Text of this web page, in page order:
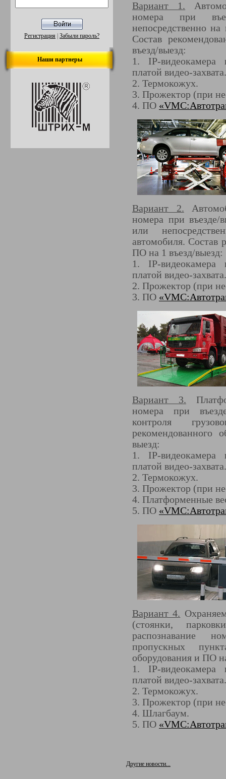
Вариант 1.
номера при
непосредственно
Состав
въезд/выезд:
1. IP-видеокамера
платой видео-захвата.
2. Термокожух.
3. Прожектор (при
4. ПО
Вариант 2.
номера при въезде/
или
автомобиля. Состав
ПО на 1 въезд/выезд:
1. IP-видеокамера
платой видео-захвата.
2. Прожектор (при
3. ПО
Вариант 3.
номера при
контроля
выезд:
1. IP-видеокамера
платой видео-захвата.
2. Термокожух.
3. Прожектор (при
4. Платформенные
5. ПО
Вариант 4.
(стоянки,
распознавание
пропускных
оборудования и ПО
1. IP-видеокамера
платой видео-захвата.
2. Термокожух.
3. Прожектор (при
4. Шлагбаум.
5. ПО
Другие новости...
Регистрация Забыли пароль?
Наши партнеры